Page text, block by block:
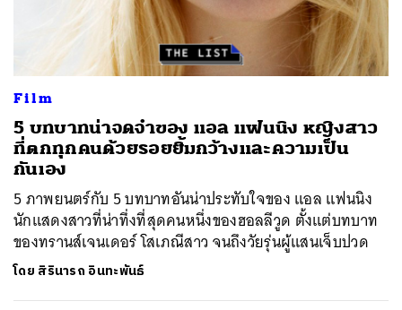
Film
5 บทบาทน่าจดจำของ แอล แฟนนิง หญิงสาว
ที่ตกทุกคนด้วยรอยยิ้มกว้างและความเป็น
กันเอง
5 ภาพยนตร์กับ 5 บทบาทอันน่าประทับใจของ แอล แฟนนิง
นักแสดงสาวที่น่าทึ่งที่สุดคนหนึ่งของฮอลลีวูด ตั้งแต่บทบาท
ของทรานส์เจนเดอร์ โสเภณีสาว จนถึงวัยรุ่นผู้แสนเจ็บปวด
โดย สิรินารถ อินทะพันธ์